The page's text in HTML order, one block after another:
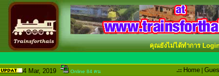
คุณยังไม่ได้ทำการ
4 Mar, 2019 Online 84 คน .:: Home |